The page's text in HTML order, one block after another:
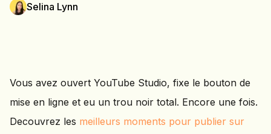
Selina Lynn
Vous avez ouvert YouTube Studio, fixe le bouton de
mise en ligne et eu un trou noir total. Encore une fois.
Decouvrez les meilleurs moments pour publier sur